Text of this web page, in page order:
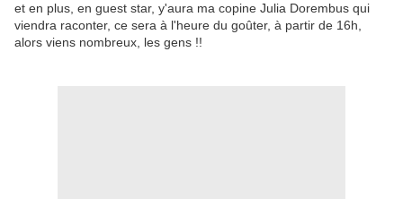
et en plus, en guest star, y'aura ma copine Julia Dorembus qui
viendra raconter, ce sera à l'heure du goûter, à partir de 16h,
alors viens nombreux, les gens !!